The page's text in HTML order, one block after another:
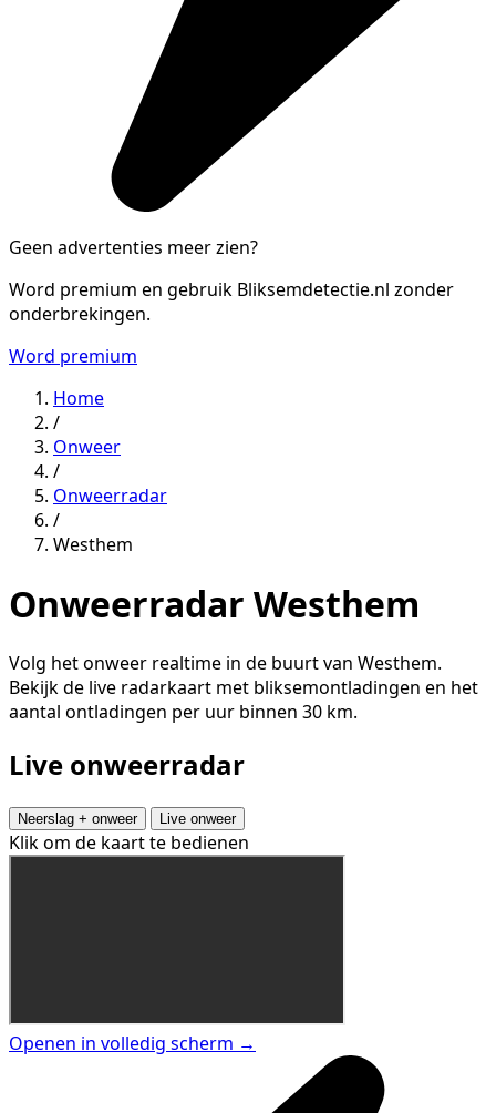
Geen advertenties meer zien?
Word premium en gebruik Bliksemdetectie.nl zonder
onderbrekingen.
Word premium
Home
/
Onweer
/
Onweerradar
/
Westhem
Onweerradar Westhem
Volg het onweer realtime in de buurt van Westhem.
Bekijk de live radarkaart met bliksemontladingen en het
aantal ontladingen per uur binnen 30 km.
Live onweerradar
Neerslag + onweer Live onweer
Klik om de kaart te bedienen
Openen in volledig scherm →